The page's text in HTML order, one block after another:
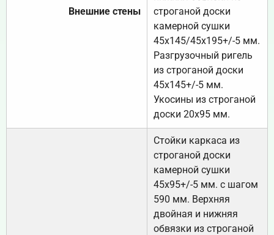
Внешние стены
строганой доски
камерной сушки
45х145/45х195+/-5 мм.
Разгрузочный ригель
из строганой доски
45х145+/-5 мм.
Укосины из строганой
доски 20х95 мм.
Стойки каркаса из
строганой доски
камерной сушки
45х95+/-5 мм. с шагом
590 мм. Верхняя
двойная и нижняя
обвязки из строганой